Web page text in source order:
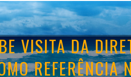
VISITA DA
REFERÊNCIA